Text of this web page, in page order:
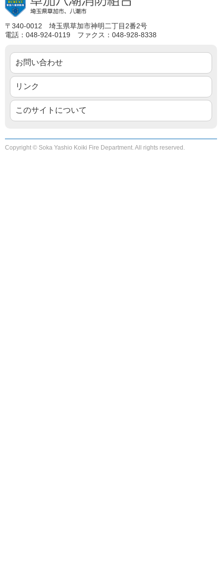
〒340-0012 埼玉県草加市神明二丁目2番2号
電話：048-924-0119 ファクス：048-928-8338
お問い合わせ
リンク
このサイトについて
Copyright © Soka Yashio Koiki Fire Department. All rights reserved.